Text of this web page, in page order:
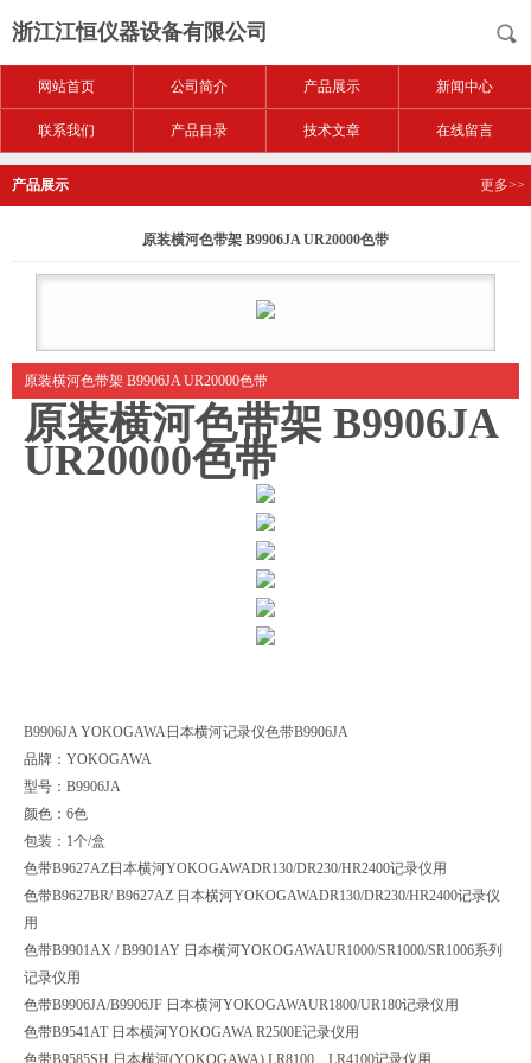
浙江江恒仪器设备有限公司
网站首页 公司简介 产品展示 新闻中心
联系我们 产品目录 技术文章 在线留言
产品展示 更多>>
原装横河色带架 B9906JA UR20000色带
原装横河色带架 B9906JA UR20000色带
原装横河色带架 B9906JA
UR20000色带
B9906JA YOKOGAWA日本横河记录仪色带B9906JA
品牌：YOKOGAWA
型号：B9906JA
颜色：6色
包装：1个/盒
色带B9627AZ日本横河YOKOGAWADR130/DR230/HR2400记录仪用
色带B9627BR/ B9627AZ 日本横河YOKOGAWADR130/DR230/HR2400记录仪
用
色带B9901AX / B9901AY 日本横河YOKOGAWAUR1000/SR1000/SR1006系列
记录仪用
色带B9906JA/B9906JF 日本横河YOKOGAWAUR1800/UR180记录仪用
色带B9541AT 日本横河YOKOGAWA R2500E记录仪用
色带B9585SH 日本横河(YOKOGAWA) LR8100、LR4100记录仪用